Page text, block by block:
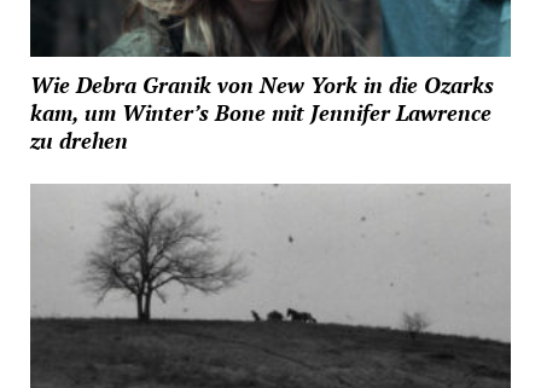
Wie Debra Granik von New York in die Ozarks
kam, um Winter’s Bone mit Jennifer Lawrence
zu drehen